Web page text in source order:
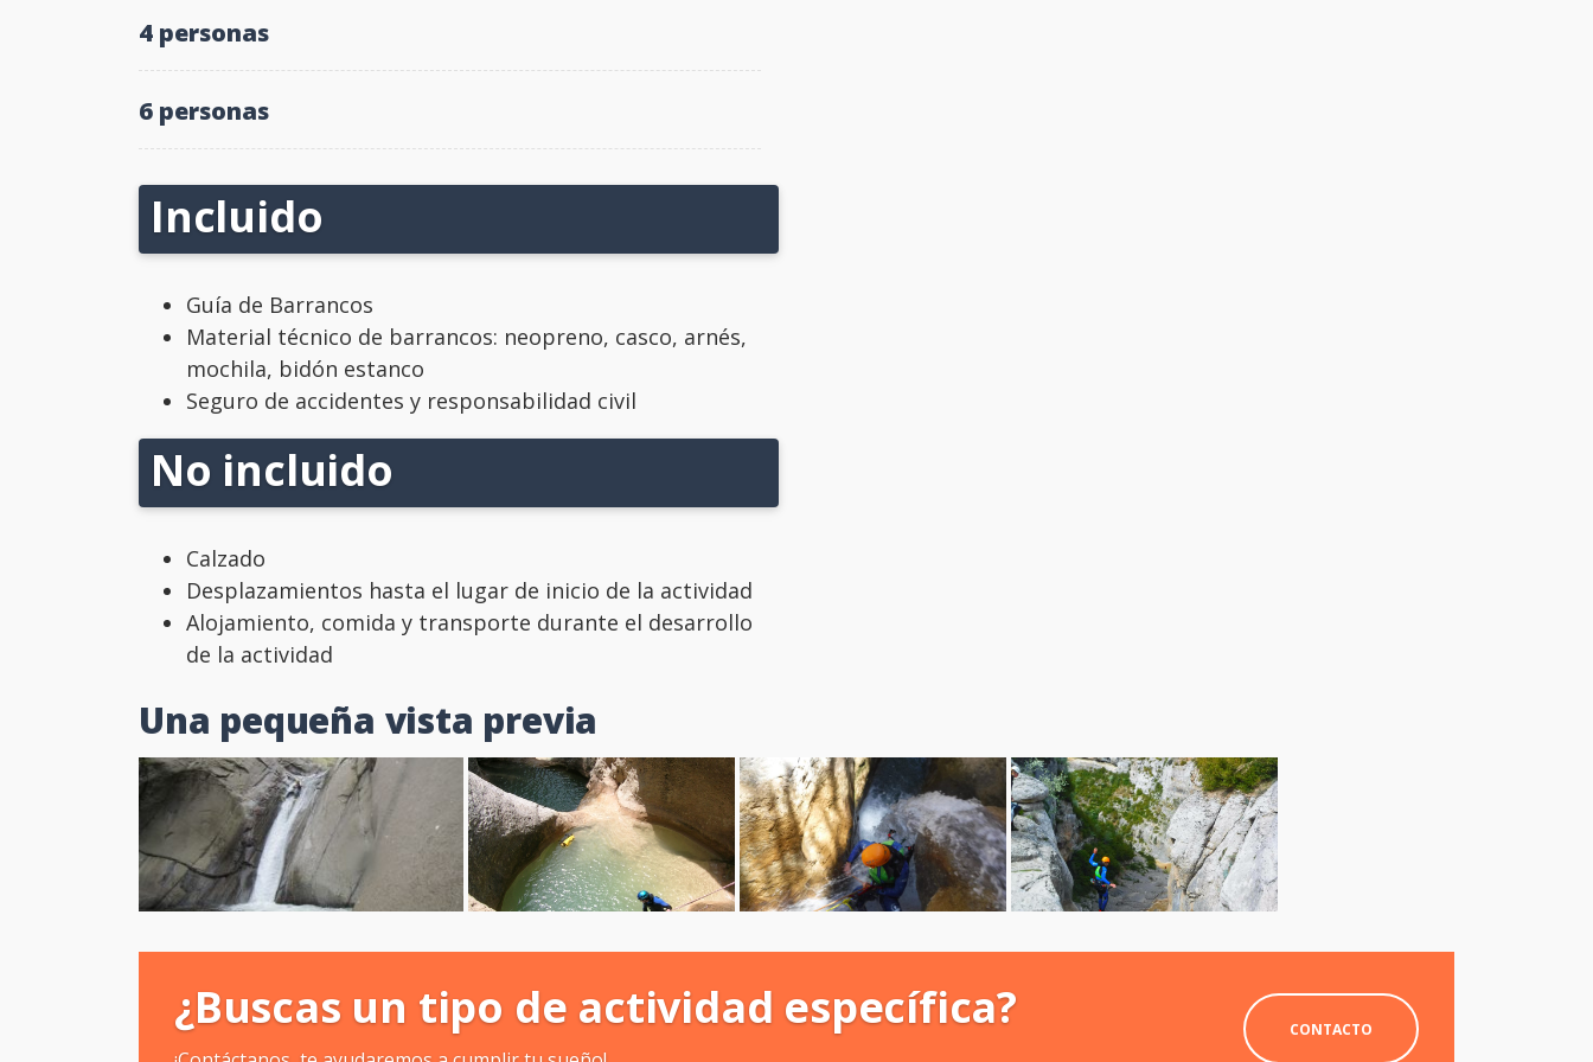
4 personas
6 personas
Incluido
Guía de Barrancos
Material técnico de barrancos: neopreno, casco, arnés,
mochila, bidón estanco
Seguro de accidentes y responsabilidad civil
No incluido
Calzado
Desplazamientos hasta el lugar de inicio de la actividad
Alojamiento, comida y transporte durante el desarrollo
de la actividad
Una pequeña vista previa
¿Buscas un tipo de actividad específica? CONTACTO